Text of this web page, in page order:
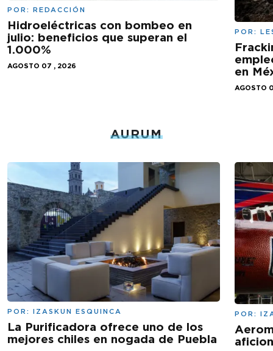
POR: REDACCIÓN
Hidroeléctricas con bombeo en
julio: beneficios que superan el
1.000%
AGOSTO 07 , 2026
POR:
en
AGOSTO
AURUM
POR: IZASKUN ESQUINCA
La Purificadora ofrece uno de los
mejores chiles en nogada de Puebla
POR: